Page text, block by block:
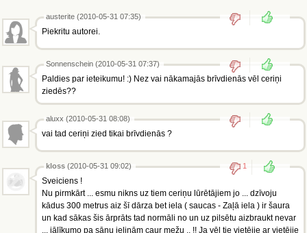
austerite (2010-05-31 07:35)
Piekritu autorei.
Sonnenschein (2010-05-31 07:37)
Paldies par ieteikumu! :) Nez vai nākamajās brīvdienās vēl ceriņi
ziedēs??
aluxx (2010-05-31 08:08)
vai tad ceriņi zied tikai brīvdienās ?
kloss (2010-05-31 09:02) 1
Sveiciens !
Nu pirmkārt ... esmu nikns uz tiem ceriņu lūrētājiem jo ... dzīvoju
kādus 300 metrus aiz šī dārza bet iela ( saucas - Zaļā iela ) ir šaura
un kad sākas šis ārprāts tad normāli no un uz pilsētu aizbraukt nevar
... jālīkumo pa sānu ieliņām caur mežu .. !! Ja vēl tie vietējie ar vietējie